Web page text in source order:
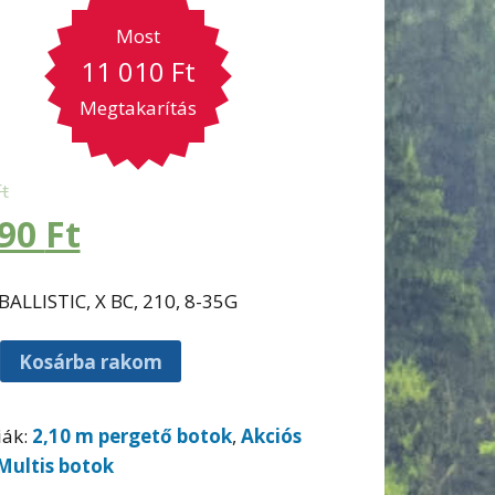
Most
11 010 Ft
Megtakarítás
Ft
X BC, 210, 8-35G
Kosárba rakom
2,10 m pergető botok, Akciós
botok